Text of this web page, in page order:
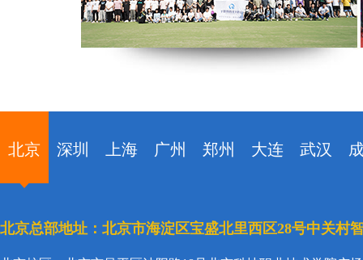
北京 深圳 上海 广州 郑州 大连 武汉
北京总部地址：北京市海淀区宝盛北里西区28号中关村